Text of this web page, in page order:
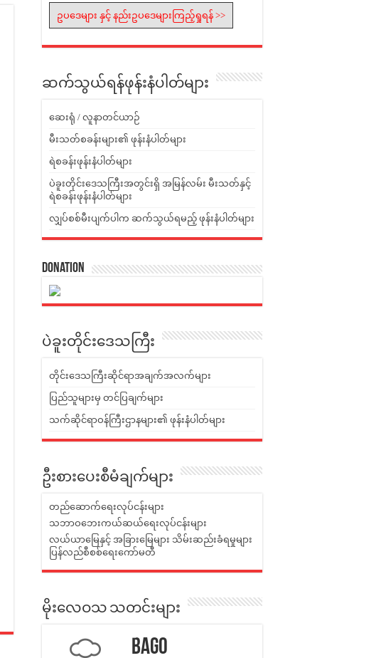
ဥပဒေများ နှင့် နည်းဥပဒေများကြည့်ရှုရန် >>
ဆက်သွယ်ရန်ဖုန်းနံပါတ်များ
ဆေးရုံ / လူနာတင်ယာဉ်
မီးသတ်စခန်းများ၏ ဖုန်းနံပါတ်များ
ရဲစခန်းဖုန်းနံပါတ်များ
ပဲခူးတိုင်းဒေသကြီးအတွင်းရှိ အမြန်လမ်း မီးသတ်နှင့်
ရဲစခန်းဖုန်းနံပါတ်များ
လျှပ်စစ်မီးပျက်ပါက ဆက်သွယ်ရမည့် ဖုန်းနံပါတ်များ
Donation
ပဲခူးတိုင်းဒေသကြီး
တိုင်းဒေသကြီးဆိုင်ရာအချက်အလက်များ
ပြည်သူများမှ တင်ပြချက်များ
သက်ဆိုင်ရာဝန်ကြီးဌာနများ၏ ဖုန်းနံပါတ်များ
ဦးစားပေးစီမံချက်များ
တည်ဆောက်ရေးလုပ်ငန်းများ
သဘာဝဘေးကယ်ဆယ်ရေးလုပ်ငန်းများ
လယ်ယာမြေနှင့် အခြားမြေများ သိမ်းဆည်းခံရမှုများ
ပြန်လည်စီစစ်ရေးကော်မတီ
မိုးလေဝသ သတင်းများ
Bago